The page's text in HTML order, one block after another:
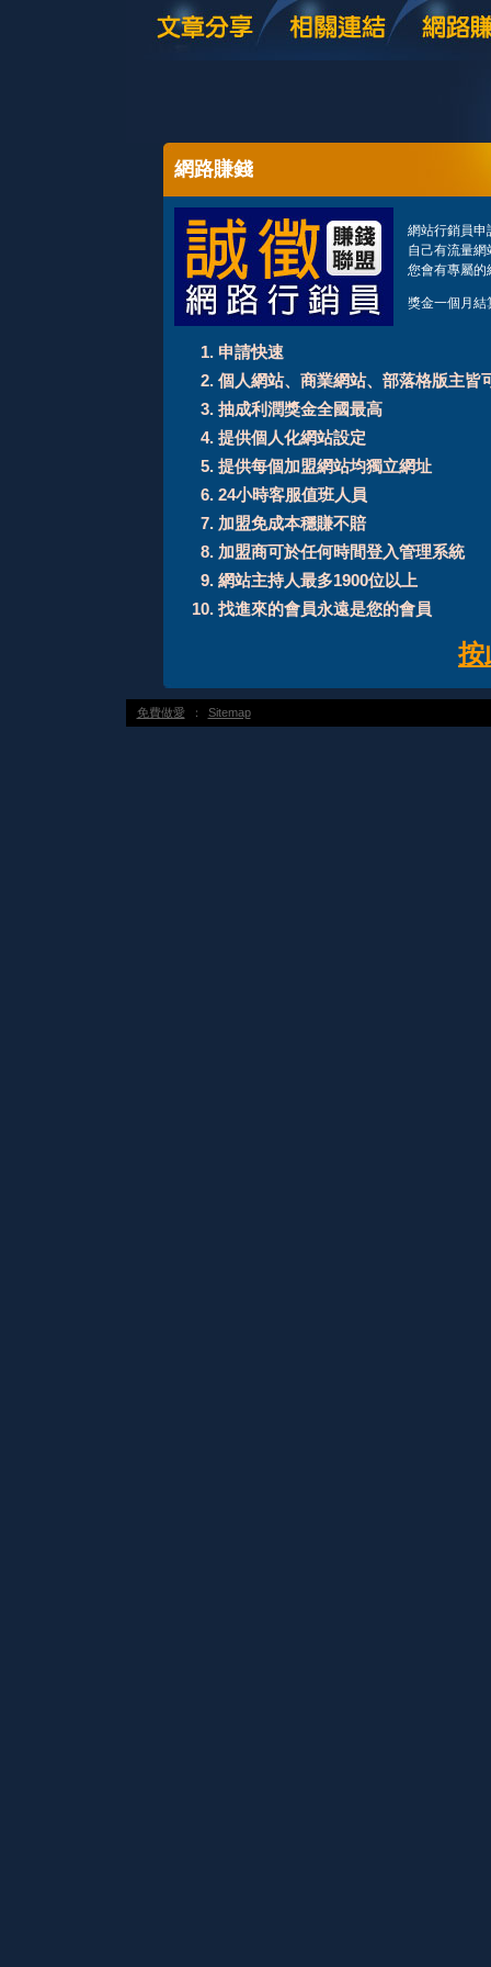
網路賺錢
網站行銷員申
自己有流量
您會有專屬的
獎金一個月結
申請快速
個人網站、商業網站、部落格版主皆
抽成利潤獎金全國最高
提供個人化網站設定
提供每個加盟網站均獨立網址
24小時客服值班人員
加盟免成本穩賺不賠
加盟商可於任何時間登入管理系統
網站主持人最多1900位以上
找進來的會員永遠是您的會員
按
免費做愛 ： Sitemap